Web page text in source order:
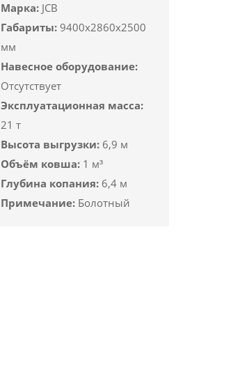
Марка: JCB
Габариты: 9400x2860x2500
мм
Навесное оборудование:
Отсутствует
Эксплуатационная масса:
21 т
Высота выгрузки: 6,9 м
Объём ковша: 1 м³
Глубина копания: 6,4 м
Примечание: Болотный